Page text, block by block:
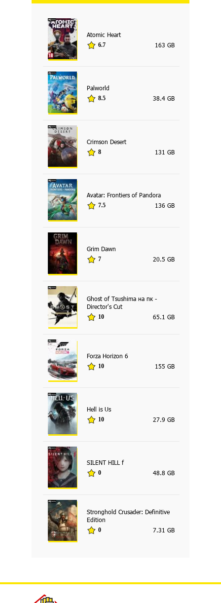
Atomic Heart
6.7 163 GB
Palworld
8.5 38.4 GB
Crimson Desert
8 131 GB
Avatar: Frontiers of Pandora
7.5 136 GB
Grim Dawn
7 20.5 GB
Ghost of Tsushima на пк -
Director's Cut
10 65.1 GB
Forza Horizon 6
10 155 GB
Hell is Us
10 27.9 GB
SILENT HILL f
0 48.8 GB
Stronghold Crusader: Definitive
Edition
0 7.31 GB